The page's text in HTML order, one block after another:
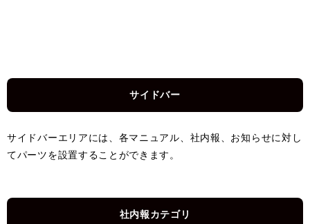
サイドバー
サイドバーエリアには、各マニュアル、社内報、お知らせに対し
てパーツを設置することができます。
社内報カテゴリ